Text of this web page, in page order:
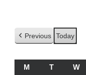
Previous Today
M ПОНЕДІЛОК
T W